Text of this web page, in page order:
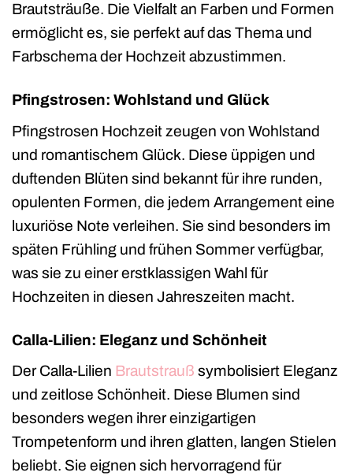
Brautsträuße. Die Vielfalt an Farben und Formen
ermöglicht es, sie perfekt auf das Thema und
Farbschema der Hochzeit abzustimmen.
Pfingstrosen: Wohlstand und Glück
Pfingstrosen Hochzeit zeugen von Wohlstand
und romantischem Glück. Diese üppigen und
duftenden Blüten sind bekannt für ihre runden,
opulenten Formen, die jedem Arrangement eine
luxuriöse Note verleihen. Sie sind besonders im
späten Frühling und frühen Sommer verfügbar,
was sie zu einer erstklassigen Wahl für
Hochzeiten in diesen Jahreszeiten macht.
Calla-Lilien: Eleganz und Schönheit
Der Calla-Lilien Brautstrauß symbolisiert Eleganz
und zeitlose Schönheit. Diese Blumen sind
besonders wegen ihrer einzigartigen
Trompetenform und ihren glatten, langen Stielen
beliebt. Sie eignen sich hervorragend für